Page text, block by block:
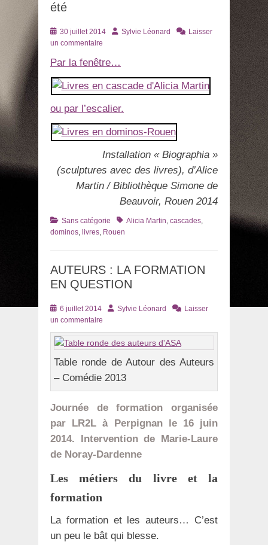
été
Posté
le
30 juillet 2014 AuteurSylvie Léonard
Laisser
un commentaire
Par la fenêtre…
ou par l’escalier.
Installation « Biographia »
(sculptures avec des livres), d’Alice
Martin / Bibliothèque Simone de
Beauvoir, Rouen 2014
Catégories
Sans catégorie TagsAlicia Martin, cascades,
dominos, livres, Rouen
AUTEURS : LA FORMATION
EN QUESTION
Posté
le
6 juillet 2014 AuteurSylvie Léonard
Laisser
un commentaire
Table ronde de Autour des Auteurs
– Comédie 2013
Journée de formation organisée
par LR2L à Perpignan le 16 juin
2014. Intervention de Marie-Laure
de Noray-Dardenne
Les métiers du livre et la
formation
La formation et les auteurs… C’est
un peu le bât qui blesse.